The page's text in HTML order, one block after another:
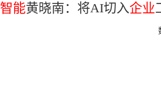
智能黄晓南：将AI切入企业